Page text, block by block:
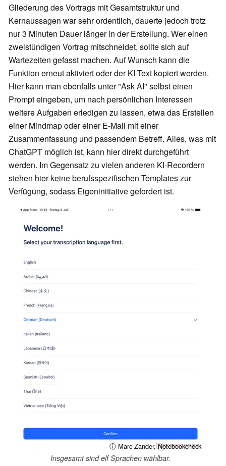
Gliederung des Vortrags mit Gesamtstruktur und
Kernaussagen war sehr ordentlich, dauerte jedoch trotz
nur 3 Minuten Dauer länger in der Erstellung. Wer einen
zweistündigen Vortrag mitschneidet, sollte sich auf
Wartezeiten gefasst machen. Auf Wunsch kann die
Funktion erneut aktiviert oder der KI-Text kopiert werden.
Hier kann man ebenfalls unter "Ask AI" selbst einen
Prompt eingeben, um nach persönlichen Interessen
weitere Aufgaben erledigen zu lassen, etwa das Erstellen
einer Mindmap oder einer E-Mail mit einer
Zusammenfassung und passendem Betreff. Alles, was mit
ChatGPT möglich ist, kann hier direkt durchgeführt
werden. Im Gegensatz zu vielen anderen KI-Recordern
stehen hier keine berufsspezifischen Templates zur
Verfügung, sodass Eigeninitiative gefordert ist.
ⓘ Marc Zander, Notebookcheck
Insgesamt sind elf Sprachen wählbar.